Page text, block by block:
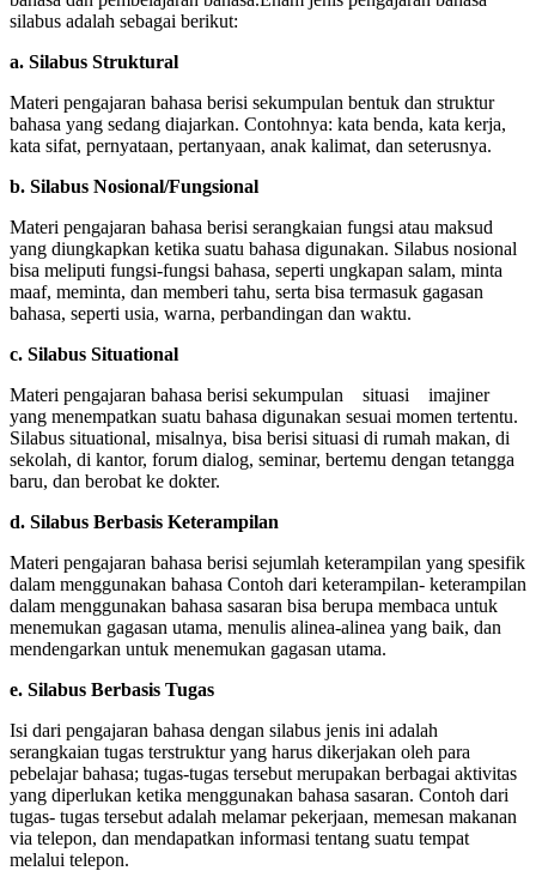
silabus adalah sebagai berikut:
a. Silabus Struktural
Materi pengajaran bahasa berisi sekumpulan bentuk dan struktur
bahasa yang sedang diajarkan. Contohnya: kata benda, kata kerja,
kata sifat, pernyataan, pertanyaan, anak kalimat, dan seterusnya.
b. Silabus Nosional/Fungsional
Materi pengajaran bahasa berisi serangkaian fungsi atau maksud
yang diungkapkan ketika suatu bahasa digunakan. Silabus nosional
bisa meliputi fungsi-fungsi bahasa, seperti ungkapan salam, minta
maaf, meminta, dan memberi tahu, serta bisa termasuk gagasan
bahasa, seperti usia, warna, perbandingan dan waktu.
c. Silabus Situational
Materi pengajaran bahasa berisi sekumpulan situasi imajiner
yang menempatkan suatu bahasa digunakan sesuai momen tertentu.
Silabus situational, misalnya, bisa berisi situasi di rumah makan, di
sekolah, di kantor, forum dialog, seminar, bertemu dengan tetangga
baru, dan berobat ke dokter.
d. Silabus Berbasis Keterampilan
Materi pengajaran bahasa berisi sejumlah keterampilan yang spesifik
dalam menggunakan bahasa Contoh dari keterampilan- keterampilan
dalam menggunakan bahasa sasaran bisa berupa membaca untuk
menemukan gagasan utama, menulis alinea-alinea yang baik, dan
mendengarkan untuk menemukan gagasan utama.
e. Silabus Berbasis Tugas
Isi dari pengajaran bahasa dengan silabus jenis ini adalah
serangkaian tugas terstruktur yang harus dikerjakan oleh para
pebelajar bahasa; tugas-tugas tersebut merupakan berbagai aktivitas
yang diperlukan ketika menggunakan bahasa sasaran. Contoh dari
tugas- tugas tersebut adalah melamar pekerjaan, memesan makanan
via telepon, dan mendapatkan informasi tentang suatu tempat
melalui telepon.